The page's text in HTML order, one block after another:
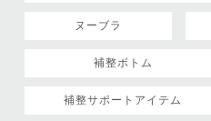
ヌーブラ
補整ボトム
補整サポートアイテム